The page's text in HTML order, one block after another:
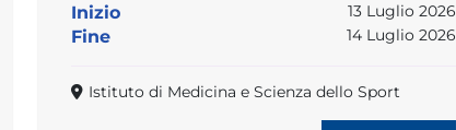
Inizio 13 Luglio 2026
Fine 14 Luglio 2026
Istituto di Medicina e Scienza dello Sport